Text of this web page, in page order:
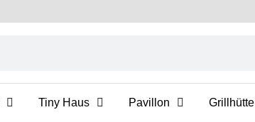
Tiny Haus Pavillon Grillhütte